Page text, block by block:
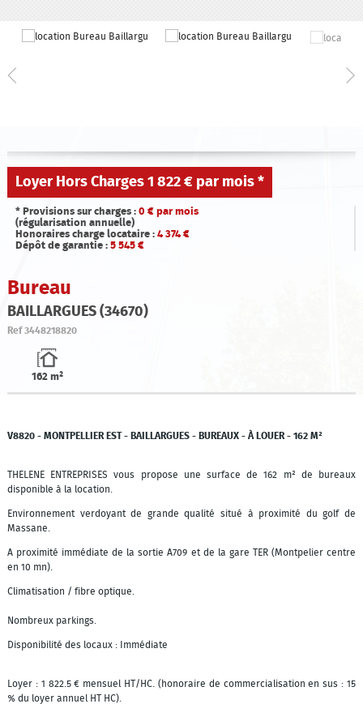
Loyer Hors Charges1 822 € par mois *
* Provisions sur charges : 0€ par mois
(régularisation annuelle)
Honoraires charge locataire : 4 374€
Dépôt de garantie : 5 545€
Bureau
BAILLARGUES (34670)
Ref 3448218820
162 m²
V8820 - MONTPELLIER EST - BAILLARGUES - BUREAUX - À LOUER - 162 M²
THELENE ENTREPRISES vous propose une surface de 162 m² de bureaux
disponible à la location.
Environnement verdoyant de grande qualité situé à proximité du golf de
Massane.
A proximité immédiate de la sortie A709 et de la gare TER (Montpelier centre
en 10 mn).
Climatisation / fibre optique.
Nombreux parkings.
Disponibilité des locaux : Immédiate
Loyer : 1 822.5 € mensuel HT/HC. (honoraire de commercialisation en sus : 15
% du loyer annuel HT HC).